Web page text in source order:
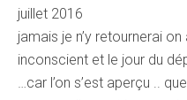
juillet 2016
jamais je n’y retournerai
inconscient et le jour du
…car l’on s’est aperçu ..